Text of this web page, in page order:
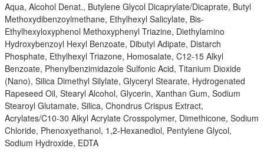
Aqua, Alcohol Denat., Butylene Glycol Dicaprylate/Dicaprate, Butyl
Methoxydibenzoylmethane, Ethylhexyl Salicylate, Bis-
Ethylhexyloxyphenol Methoxyphenyl Triazine, Diethylamino
Hydroxybenzoyl Hexyl Benzoate, Dibutyl Adipate, Distarch
Phosphate, Ethylhexyl Triazone, Homosalate, C12-15 Alkyl
Benzoate, Phenylbenzimidazole Sulfonic Acid, Titanium Dioxide
(Nano), Silica Dimethyl Silylate, Glyceryl Stearate, Hydrogenated
Rapeseed Oil, Stearyl Alcohol, Glycerin, Xanthan Gum, Sodium
Stearoyl Glutamate, Silica, Chondrus Crispus Extract,
Acrylates/C10-30 Alkyl Acrylate Crosspolymer, Dimethicone, Sodium
Chloride, Phenoxyethanol, 1,2-Hexanediol, Pentylene Glycol,
Sodium Hydroxide, EDTA